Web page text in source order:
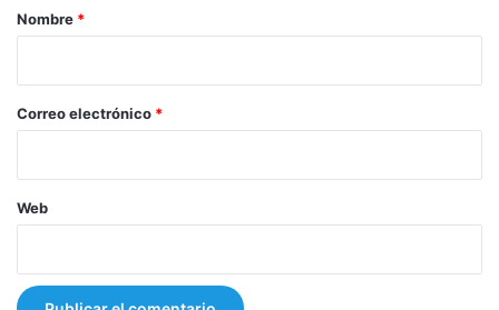
r
*
Nombre *
Correo electrónico *
Web